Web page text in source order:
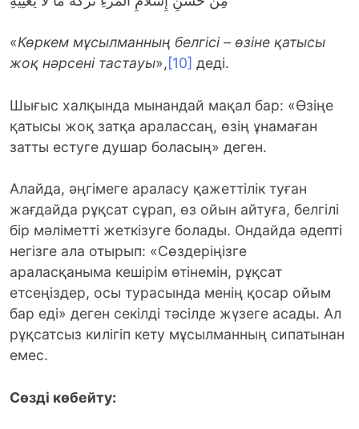
«Көркем мұсылманның белгісі – өзіне қатысы
жоқ нәрсені тастауы»,[10] деді.
Шығыс халқында мынандай мақал бар: «Өзіңе
қатысы жоқ затқа аралассаң, өзің ұнамаған
затты естуге душар боласың» деген.
Алайда, әңгімеге араласу қажеттілік туған
жағдайда рұқсат сұрап, өз ойын айтуға, белгілі
бір мәліметті жеткізуге болады. Ондайда әдепті
негізге ала отырып: «Сөздеріңізге
араласқаныма кешірім өтінемін, рұқсат
етсеңіздер, осы турасында менің қосар ойым
бар еді» деген секілді тәсілде жүзеге асады. Ал
рұқсатсыз килігіп кету мұсылманның сипатынан
емес.
Сөзді көбейту: